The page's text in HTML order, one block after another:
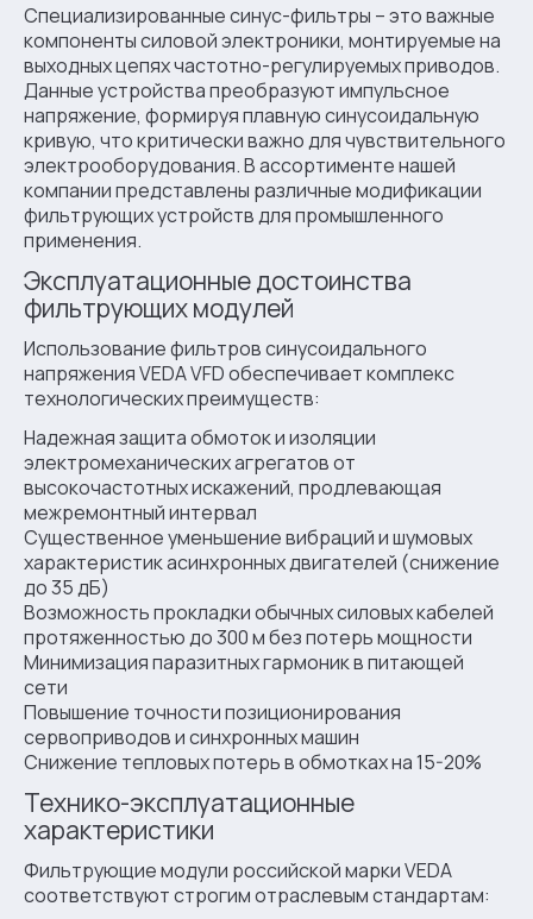
Специализированные синус-фильтры – это важные
компоненты силовой электроники, монтируемые на
выходных цепях частотно-регулируемых приводов.
Данные устройства преобразуют импульсное
напряжение, формируя плавную синусоидальную
кривую, что критически важно для чувствительного
электрооборудования. В ассортименте нашей
компании представлены различные модификации
фильтрующих устройств для промышленного
применения.
Эксплуатационные достоинства
фильтрующих модулей
Использование фильтров синусоидального
напряжения VEDA VFD обеспечивает комплекс
технологических преимуществ:
Надежная защита обмоток и изоляции
электромеханических агрегатов от
высокочастотных искажений, продлевающая
межремонтный интервал
Существенное уменьшение вибраций и шумовых
характеристик асинхронных двигателей (снижение
до 35 дБ)
Возможность прокладки обычных силовых кабелей
протяженностью до 300 м без потерь мощности
Минимизация паразитных гармоник в питающей
сети
Повышение точности позиционирования
сервоприводов и синхронных машин
Снижение тепловых потерь в обмотках на 15-20%
Технико-эксплуатационные
характеристики
Фильтрующие модули российской марки VEDA
соответствуют строгим отраслевым стандартам: